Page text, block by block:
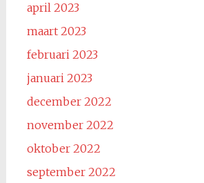
april 2023
maart 2023
februari 2023
januari 2023
december 2022
november 2022
oktober 2022
september 2022